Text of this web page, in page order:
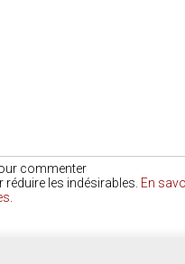
commenter
les indésirables. En